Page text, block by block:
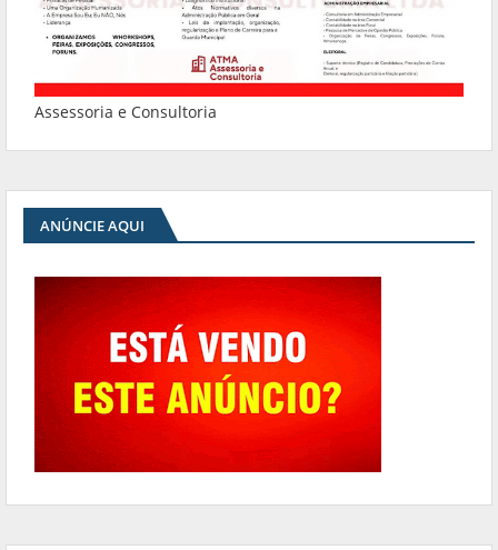
Assessoria e Consultoria
ANÚNCIE AQUI